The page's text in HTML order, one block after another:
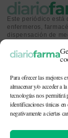
Para ofrecer las mejores
almacenar y/o acceder a
tecnologías nos permitirá
identificaciones únicas
negativamente a ciertas
Este periódico está
enfermeros,
dispensación de
sanitaria.
CONTACTO Y
© 2026. Todos los